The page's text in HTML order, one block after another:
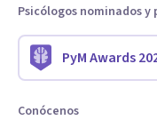
Psicólogos nominados y
PyM Awards
Conócenos